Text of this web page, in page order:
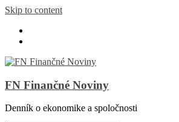
Skip to content
FN Finančné Noviny
Denník o ekonomike a spoločnosti